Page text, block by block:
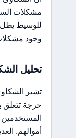
مشكلات
للوسيط
وجود
تحليل
تشير
حرجة تتعلق
أموالهم.